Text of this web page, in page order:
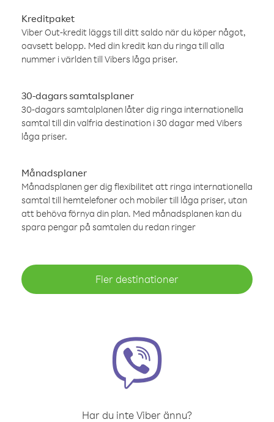
Kreditpaket
Viber Out-kredit läggs till ditt saldo när du köper något,
oavsett belopp. Med din kredit kan du ringa till alla
nummer i världen till Vibers låga priser.
30-dagars samtalsplaner
30-dagars samtalplanen låter dig ringa internationella
samtal till din valfria destination i 30 dagar med Vibers
låga priser.
Månadsplaner
Månadsplanen ger dig flexibilitet att ringa internationella
samtal till hemtelefoner och mobiler till låga priser, utan
att behöva förnya din plan. Med månadsplanen kan du
spara pengar på samtalen du redan ringer
Fler destinationer
Har du inte Viber ännu?